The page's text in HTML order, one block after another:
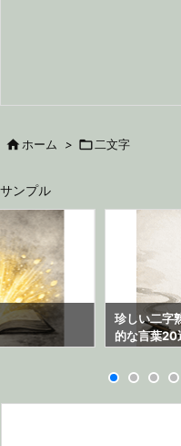
 ホーム >  二文字
サンプル
珍しい二字
的な言葉20